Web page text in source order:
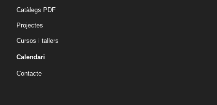
Catàlegs PDF
Projectes
Cursos i tallers
Calendari
Contacte